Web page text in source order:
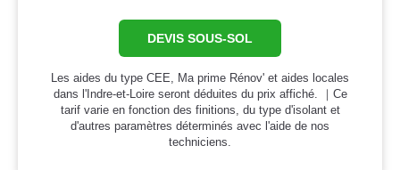
DEVIS SOUS-SOL
Les aides du type CEE, Ma prime Rénov' et aides locales
dans l'Indre-et-Loire seront déduites du prix affiché. ｜Ce
tarif varie en fonction des finitions, du type d'isolant et
d'autres paramètres déterminés avec l'aide de nos
techniciens.